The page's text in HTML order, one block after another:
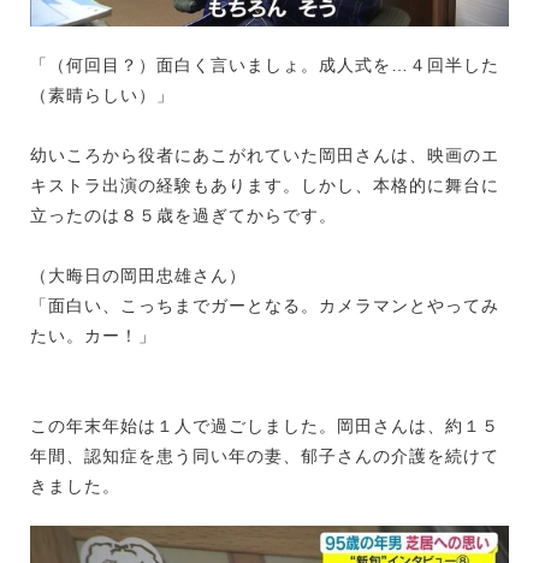
「（何回目？）面白く言いましょ。成人式を…４回半した
（素晴らしい）」
幼いころから役者にあこがれていた岡田さんは、映画のエ
キストラ出演の経験もあります。しかし、本格的に舞台に
立ったのは８５歳を過ぎてからです。
（大晦日の岡田忠雄さん）
「面白い、こっちまでガーとなる。カメラマンとやってみ
たい。カー！」
この年末年始は１人で過ごしました。岡田さんは、約１５
年間、認知症を患う同い年の妻、郁子さんの介護を続けて
きました。